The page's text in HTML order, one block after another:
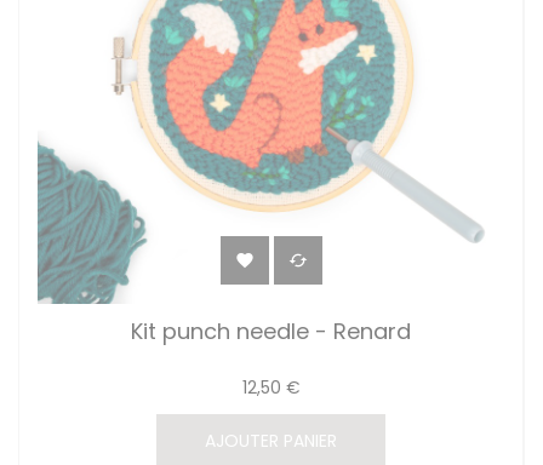
 
Kit punch needle - Renard
12,50 €
AJOUTER PANIER